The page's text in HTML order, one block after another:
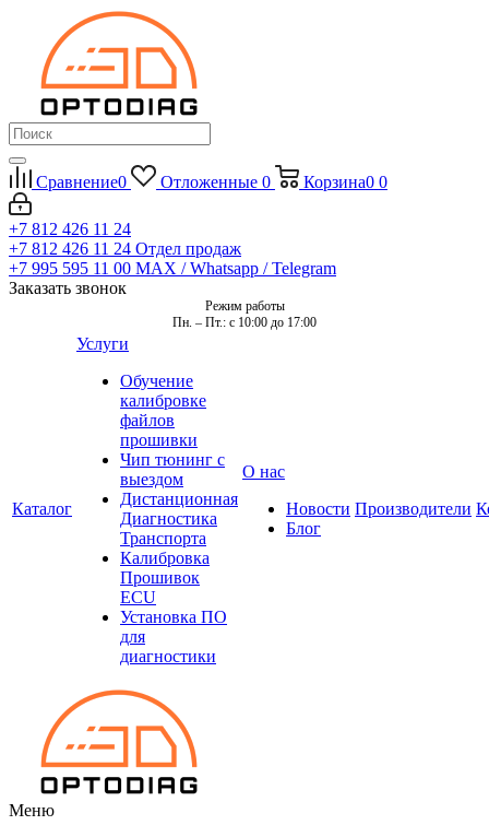
Сравнение0 Отложенные 0 Корзина0 0
+7 812 426 11 24
+7 812 426 11 24 Отдел продаж
+7 995 595 11 00 MAX / Whatsapp / Telegram
Заказать звонок
Режим работы
Пн. – Пт.: с 10:00 до 17:00
Каталог
Услуги
Обучение
калибровке
файлов
прошивки
Чип тюнинг с
выездом
Дистанционная
Диагностика
Транспорта
Калибровка
Прошивок
ECU
Установка ПО
для
диагностики
О нас
Новости
Блог
Производители
Меню